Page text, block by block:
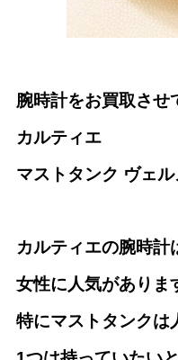
腕時計をお買取させ
カルティエ
マストタンク ヴェ
カルティエの腕時計
女性に人気がありま
特にマストタンクは